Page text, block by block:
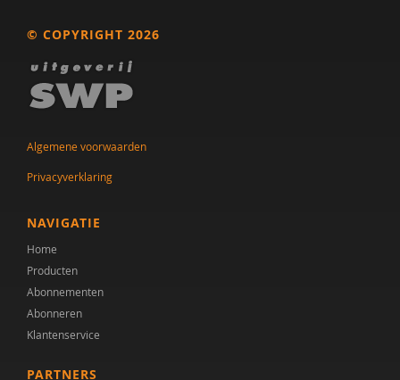
Albert Boon
Karen Braamse
Iris Brinkhof
J.K. Buitelaar
Jan Buitelaar
Anne Bülow
© COPYRIGHT 2026
Algemene voorwaarden
Privacyverklaring
NAVIGATIE
Home
Producten
Abonnementen
Abonneren
Klantenservice
PARTNERS